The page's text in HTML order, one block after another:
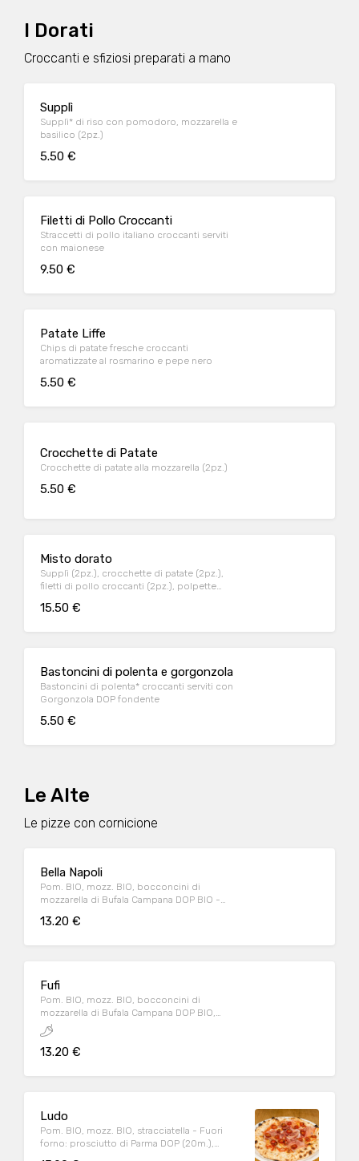
I Dorati
Croccanti e sfiziosi preparati a mano
Supplì
Supplì* di riso con pomodoro, mozzarella e
basilico (2pz.)
5.50 €
Filetti di Pollo Croccanti
Straccetti di pollo italiano croccanti serviti
con maionese
9.50 €
Patate Liffe
Chips di patate fresche croccanti
aromatizzate al rosmarino e pepe nero
5.50 €
Crocchette di Patate
Crocchette di patate alla mozzarella (2pz.)
5.50 €
Misto dorato
Supplì (2pz.), crocchette di patate (2pz.),
filetti di pollo croccanti (2pz.), polpette
15.50 €
Bastoncini di polenta e gorgonzola
Bastoncini di polenta* croccanti serviti con
Gorgonzola DOP fondente
5.50 €
Le Alte
Le pizze con cornicione
Bella Napoli
Pom. BIO, mozz. BIO, bocconcini di
mozzarella di Bufala Campana DOP BIO -
EVO BIO
13.20 €
Fufi
Pom. BIO, mozz. BIO, bocconcini di
mozzarella di Bufala Campana DOP BIO,
pesto di salsiccia, spianata piccante - Fuori
forno: pomodorini datterino conditi, origano
13.20 €
Ludo
Pom. BIO, mozz. BIO, stracciatella - Fuori
forno: prosciutto di Parma DOP (20m.),